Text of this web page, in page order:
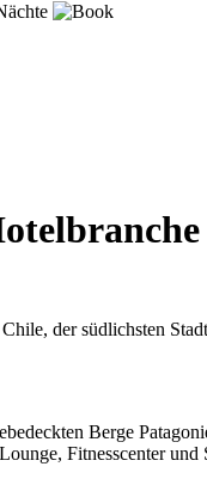
der südlichsten
Berge
Fitnesscenter und